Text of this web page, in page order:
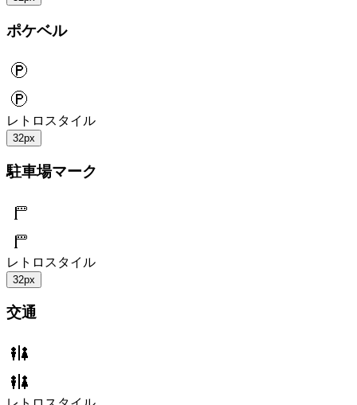
ポケベル
レトロスタイル
32px
駐車場マーク
レトロスタイル
32px
交通